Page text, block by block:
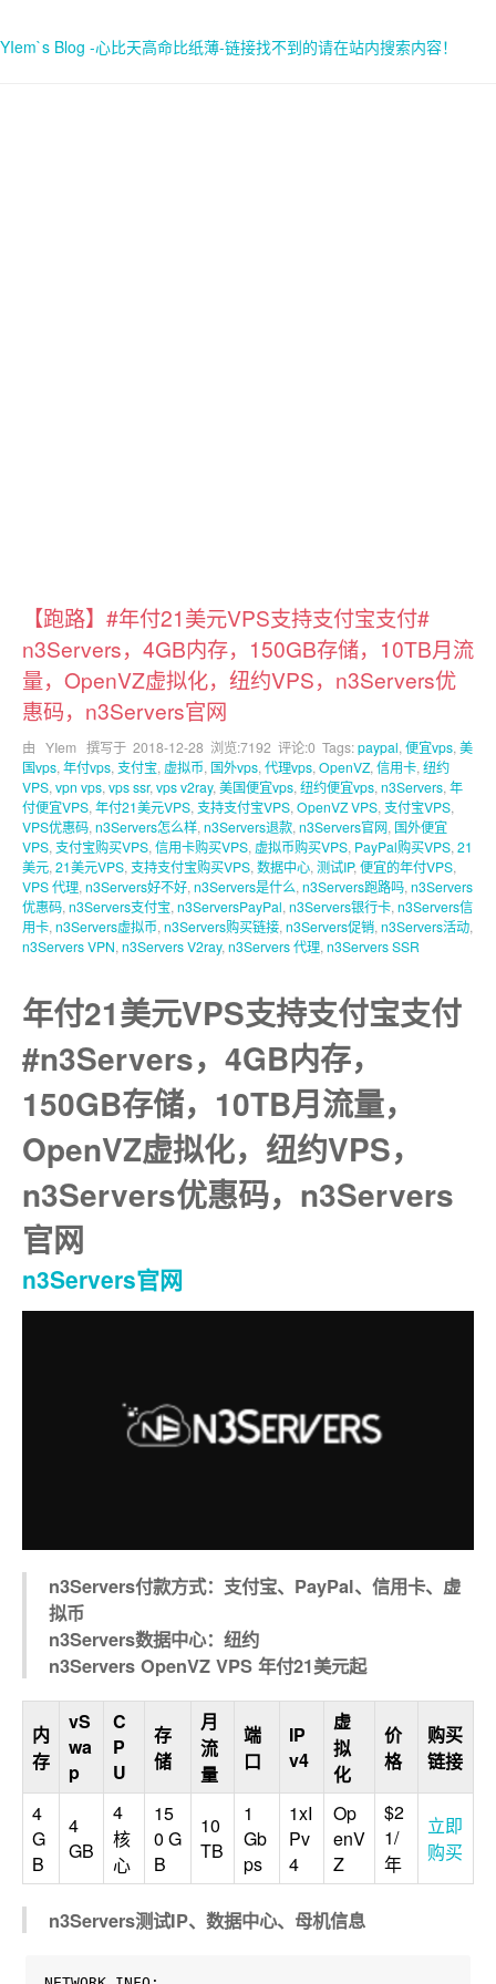
YIem`s Blog -心比天高命比纸薄-链接找不到的请在站内搜索内容！
【跑路】#年付21美元VPS支持支付宝支付#
n3Servers，4GB内存，150GB存储，10TB月流
量，OpenVZ虚拟化，纽约VPS，n3Servers优
惠码，n3Servers官网
由 YIem 撰写于 2018-12-28 浏览:7192 评论:0 Tags:paypal, 便宜vps, 美
国vps, 年付vps, 支付宝, 虚拟币, 国外vps, 代理vps, OpenVZ, 信用卡, 纽约
VPS, vpn vps, vps ssr, vps v2ray, 美国便宜vps, 纽约便宜vps, n3Servers, 年
付便宜VPS, 年付21美元VPS, 支持支付宝VPS, OpenVZ VPS, 支付宝VPS,
VPS优惠码, n3Servers怎么样, n3Servers退款, n3Servers官网, 国外便宜
VPS, 支付宝购买VPS, 信用卡购买VPS, 虚拟币购买VPS, PayPal购买VPS, 21
美元, 21美元VPS, 支持支付宝购买VPS, 数据中心, 测试IP, 便宜的年付VPS,
VPS 代理, n3Servers好不好, n3Servers是什么, n3Servers跑路吗, n3Servers
优惠码, n3Servers支付宝, n3ServersPayPal, n3Servers银行卡, n3Servers信
用卡, n3Servers虚拟币, n3Servers购买链接, n3Servers促销, n3Servers活动,
n3Servers VPN, n3Servers V2ray, n3Servers 代理, n3Servers SSR
年付21美元VPS支持支付宝支付
#n3Servers，4GB内存，
150GB存储，10TB月流量，
OpenVZ虚拟化，纽约VPS，
n3Servers优惠码，n3Servers
官网
n3Servers官网
n3Servers付款方式：支付宝、PayPal、信用卡、虚
拟币
n3Servers数据中心：纽约
n3Servers OpenVZ VPS 年付21美元起
内
存
vS
wa
p
C
P
U
存
储
月
流
量
端
口
IP
v4
虚
拟
化
价
格
购买
链接
4
G
B
4
GB
4
核
心
15
0 G
B
10
TB
1
Gb
ps
1xI
Pv
4
Op
enV
Z
$2
1/
年
立即
购买
n3Servers测试IP、数据中心、母机信息